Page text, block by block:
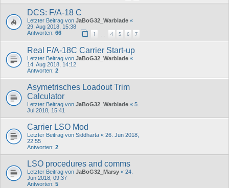
DCS: F/A-18 C
Letzter Beitrag von JaBoG32_Warblade «
29. Aug 2018, 15:38
Antworten: 66 1 4 5 6 7
Real F/A-18C Carrier Start-up
Letzter Beitrag von JaBoG32_Warblade «
14. Aug 2018, 14:12
Antworten: 2
Asymetrisches Loadout Trim
Calculator
Letzter Beitrag von JaBoG32_Warblade « 5.
Jul 2018, 15:41
Carrier LSO Mod
Letzter Beitrag von Siddharta « 26. Jun 2018,
22:55
Antworten: 2
LSO procedures and comms
Letzter Beitrag von JaBoG32_Marsy « 24.
Jun 2018, 09:37
Antworten: 5